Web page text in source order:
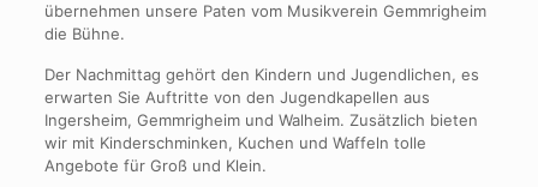
übernehmen unsere Paten vom Musikverein Gemmrigheim
die Bühne.
Der Nachmittag gehört den Kindern und Jugendlichen, es
erwarten Sie Auftritte von den Jugendkapellen aus
Ingersheim, Gemmrigheim und Walheim. Zusätzlich bieten
wir mit Kinderschminken, Kuchen und Waffeln tolle
Angebote für Groß und Klein.